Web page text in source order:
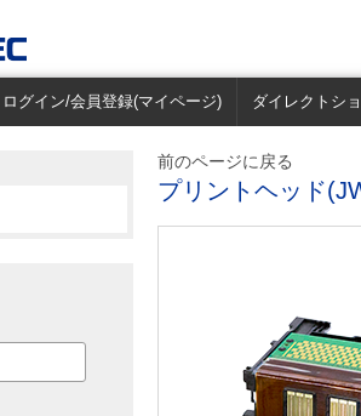
ログイン/会員登録(マイページ) ダイレクトシ
前のページに戻る
プリントヘッド